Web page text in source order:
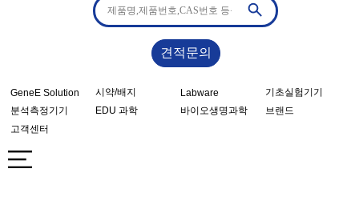
견적문의
GeneE Solution 시약/배지 Labware
기초실험기기
분석측정기기
EDU 과학 바이오생명과학
브랜드
고객센터